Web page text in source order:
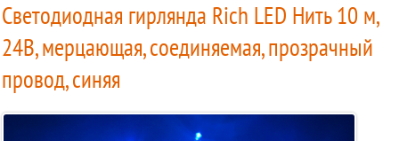
Светодиодная гирлянда Rich LED Нить 10 м,
24В, мерцающая, соединяемая, прозрачный
провод, синяя